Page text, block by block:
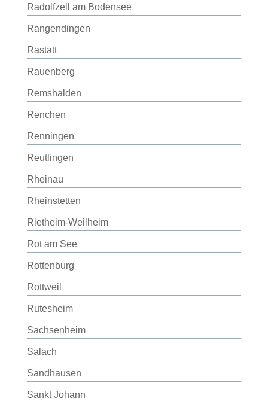
Radolfzell am Bodensee
Rangendingen
Rastatt
Rauenberg
Remshalden
Renchen
Renningen
Reutlingen
Rheinau
Rheinstetten
Rietheim-Weilheim
Rot am See
Rottenburg
Rottweil
Rutesheim
Sachsenheim
Salach
Sandhausen
Sankt Johann